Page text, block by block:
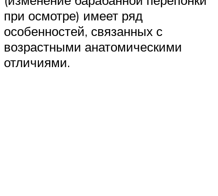
при осмотре) имеет ряд
особенностей, связанных с
возрастными анатомическими
отличиями.